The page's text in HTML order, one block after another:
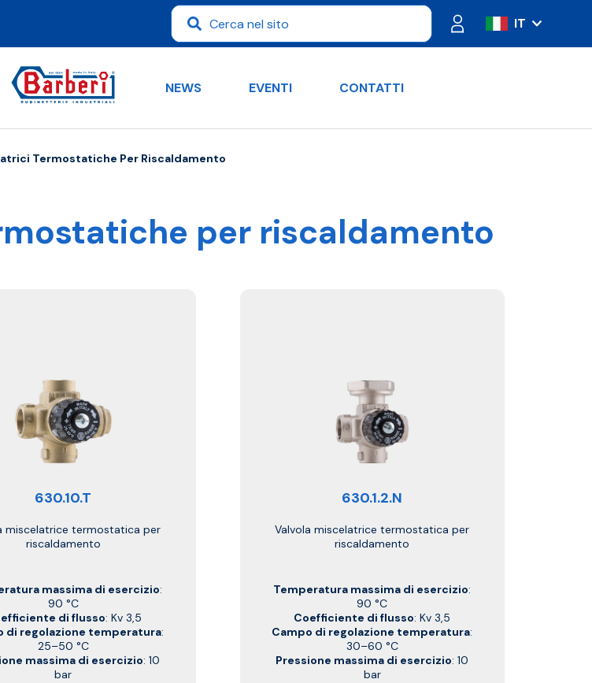
IT
ES
DE
NEWS EVENTI CONTATTI
Termostatiche Per Riscaldamento
per riscaldamento
630.10.T
miscelatrice termostatica per
riscaldamento
massima di esercizio:
90 °C
di flusso: Kv 3,5
di regolazione temperatura:
25–50 °C
massima di esercizio: 10
bar
630.1.2.N
Valvola miscelatrice termostatica per
riscaldamento
Temperatura massima di esercizio:
90 °C
Coefficiente di flusso: Kv 3,5
Campo di regolazione temperatura:
30–60 °C
Pressione massima di esercizio: 10
bar